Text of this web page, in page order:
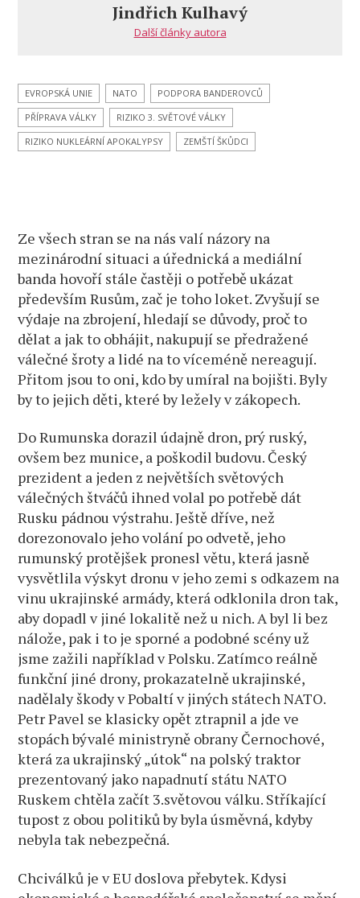
Jindřich Kulhavý
Další články autora
EVROPSKÁ UNIE NATO
PODPORA BANDEROVCŮ
PŘÍPRAVA VÁLKY
RIZIKO 3. SVĚTOVÉ VÁLKY
RIZIKO NUKLEÁRNÍ APOKALYPSY
ZEMŠTÍ ŠKŮDCI
Ze všech stran se na nás valí názory na
mezinárodní situaci a úřednická a mediální
banda hovoří stále častěji o potřebě ukázat
především Rusům, zač je toho loket. Zvyšují se
výdaje na zbrojení, hledají se důvody, proč to
dělat a jak to obhájit, nakupují se předražené
válečné šroty a lidé na to víceméně nereagují.
Přitom jsou to oni, kdo by umíral na bojišti. Byly
by to jejich děti, které by ležely v zákopech.
Do Rumunska dorazil údajně dron, prý ruský,
ovšem bez munice, a poškodil budovu. Český
prezident a jeden z největších světových
válečných štváčů ihned volal po potřebě dát
Rusku pádnou výstrahu. Ještě dříve, než
dorezonovalo jeho volání po odvetě, jeho
rumunský protějšek pronesl větu, která jasně
vysvětlila výskyt dronu v jeho zemi s odkazem na
vinu ukrajinské armády, která odklonila dron tak,
aby dopadl v jiné lokalitě než u nich. A byl li bez
nálože, pak i to je sporné a podobné scény už
jsme zažili například v Polsku. Zatímco reálně
funkční jiné drony, prokazatelně ukrajinské,
nadělaly škody v Pobaltí v jiných státech NATO.
Petr Pavel se klasicky opět ztrapnil a jde ve
stopách bývalé ministryně obrany Černochové,
která za ukrajinský „útok“ na polský traktor
prezentovaný jako napadnutí státu NATO
Ruskem chtěla začít 3.světovou válku. Stříkající
tupost z obou politiků by byla úsměvná, kdyby
nebyla tak nebezpečná.
Chciválků je v EU doslova přebytek. Kdysi